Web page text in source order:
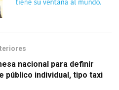
nacional para definir
público individual, tipo taxi